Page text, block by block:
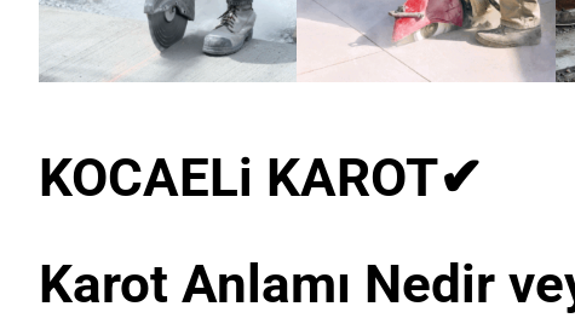
KOCAELi KAROT✔
Karot Anlamı Nedir